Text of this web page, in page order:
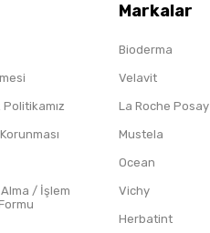
/ İşlem
Markalar
Bioderma
Velavit
La Roche Posay
Mustela
Ocean
Vichy
Herbatint